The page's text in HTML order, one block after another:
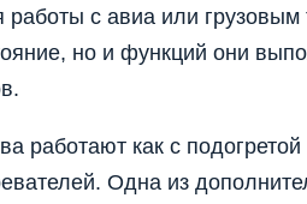
работы с авиа или грузовым
но и функций они
работают как с подогретой
Одна из